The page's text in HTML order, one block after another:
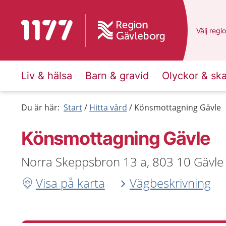
Till startsidan för 1177 Du har
Välj en
Liv & hälsa Barn & gravid Olyckor &
Du är här: Start Hitta vård Könsmottagning Gävle
Könsmottagning Gävle
Norra Skeppsbron 13 a, 803 10 Gävle
Visa på karta
Vägbeskrivning